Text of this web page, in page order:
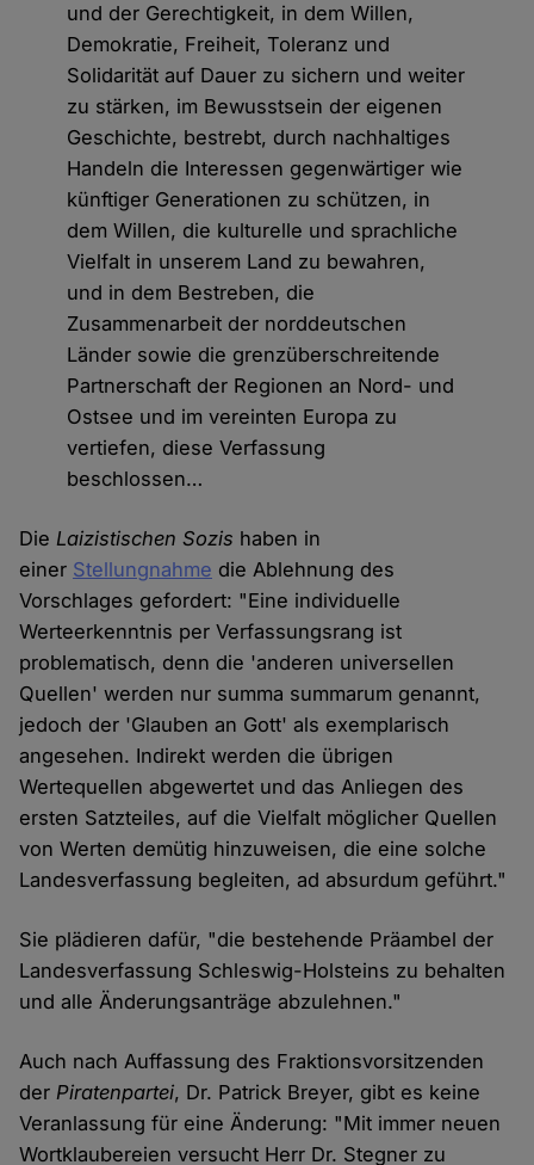
und der Gerechtigkeit, in dem Willen,
Demokratie, Freiheit, Toleranz und
Solidarität auf Dauer zu sichern und weiter
zu stärken, im Bewusstsein der eigenen
Geschichte, bestrebt, durch nachhaltiges
Handeln die Interessen gegenwärtiger wie
künftiger Generationen zu schützen, in
dem Willen, die kulturelle und sprachliche
Vielfalt in unserem Land zu bewahren,
und in dem Bestreben, die
Zusammenarbeit der norddeutschen
Länder sowie die grenzüberschreitende
Partnerschaft der Regionen an Nord- und
Ostsee und im vereinten Europa zu
vertiefen, diese Verfassung
beschlossen…
DieLaizistischen Sozis haben in
einer Stellungnahme die Ablehnung des
Vorschlages gefordert: "Eine individuelle
Werteerkenntnis per Verfassungsrang ist
problematisch, denn die 'anderen universellen
Quellen' werden nur summa summarum genannt,
jedoch der 'Glauben an Gott' als exemplarisch
angesehen. Indirekt werden die übrigen
Wertequellen abgewertet und das Anliegen des
ersten Satzteiles, auf die Vielfalt möglicher Quellen
von Werten demütig hinzuweisen, die eine solche
Landesverfassung begleiten, ad absurdum geführt."
Sie plädieren dafür, "die bestehende Präambel der
Landesverfassung Schleswig-Holsteins zu behalten
und alle Änderungsanträge abzulehnen."
Auch nach Auffassung des Fraktionsvorsitzenden
derPiratenpartei, Dr. Patrick Breyer, gibt es keine
Veranlassung für eine Änderung: "Mit immer neuen
Wortklaubereien versucht Herr Dr. Stegner zu